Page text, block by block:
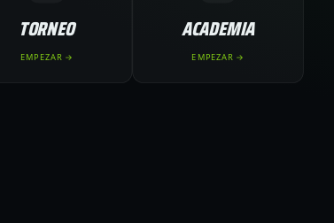
TORNEO
EMPEZAR →
ACADEMIA
EMPEZAR →